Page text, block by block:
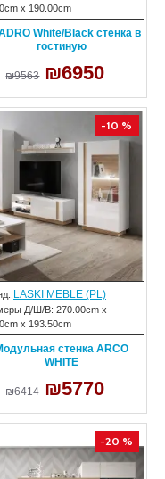
x 190.00cm
White/Black стенка в
гостиную
₪9563 ₪6950
-10 %
LASKI MEBLE (PL)
Д/Ш/В: 270.00cm x
x 193.50cm
стенка ARCO
WHITE
₪6414 ₪5770
-20 %